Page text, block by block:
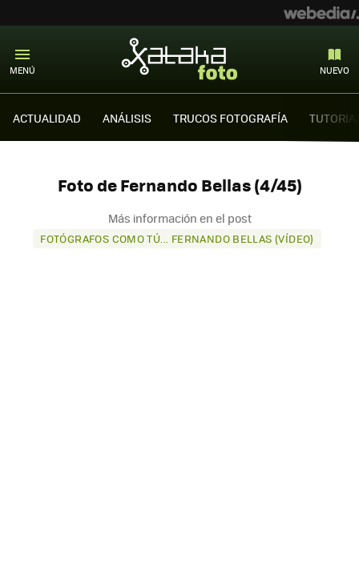
MENÚ NUEVO
ACTUALIDAD ANÁLISIS TRUCOS FOTOGRAFÍA
Foto de Fernando Bellas (4/45)
Más información en el post
FOTÓGRAFOS COMO TÚ... FERNANDO BELLAS (VÍDEO)